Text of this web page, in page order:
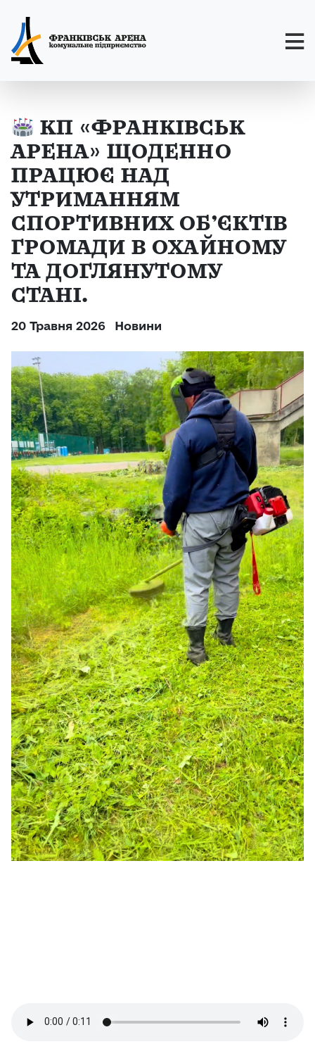
КП «ФРАНКІВСЬК
АРЕНА» ЩОДЕННО
ПРАЦЮЄ НАД
УТРИМАННЯМ
СПОРТИВНИХ ОБ’ЄКТІВ
ГРОМАДИ В ОХАЙНОМУ
ТА ДОГЛЯНУТОМУ
СТАНІ.
20 Травня 2026 Новини